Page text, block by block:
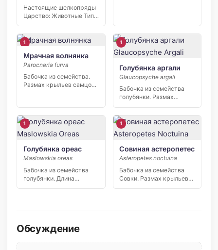
Настоящие шелкопряды
Царство: Животные Тип/
Класс: Насекомые…
1
Мрачная волнянка
Parocneria furva
Бабочка из семейства.
Размах крыльев самцов
1
Голубянка аргали
Glaucopsyche argali
Бабочка из семейства
голубянки. Размах
Окраска верхней […]
1
Голубянка ореас
Maslowskia oreas
Бабочка из семейства
голубянки. Длина
1
Совиная астеропетес
Asteropetes noctuina
Бабочка из семейства
Совки. Размах крыльев
Обсуждение